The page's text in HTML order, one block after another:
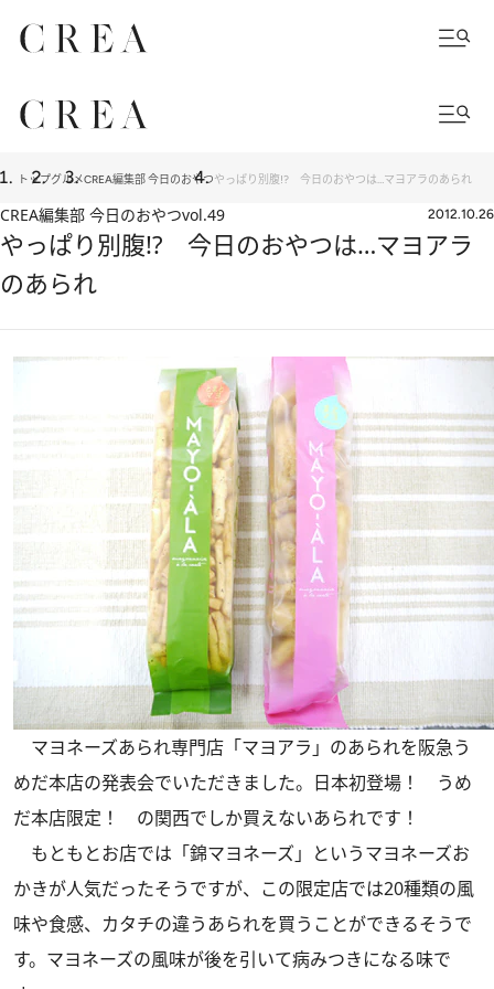
トップグルメCREA編集部 今日のおやつやっぱり別腹!? 今日のおやつは…マヨアラのあられ
CREA編集部 今日のおやつvol.49 2012.10.26
やっぱり別腹!? 今日のおやつは…マヨアラ
のあられ
マヨネーズあられ専門店「マヨアラ」のあられを阪急う
めだ本店の発表会でいただきました。日本初登場！ うめ
だ本店限定！ の関西でしか買えないあられです！
もともとお店では「錦マヨネーズ」というマヨネーズお
かきが人気だったそうですが、この限定店では20種類の風
味や食感、カタチの違うあられを買うことができるそうで
す。マヨネーズの風味が後を引いて病みつきになる味で